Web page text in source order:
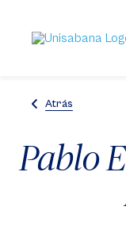
contenido
principal
Atrás
Pablo